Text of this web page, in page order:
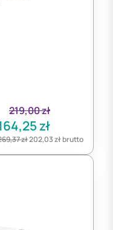
219,00zł
zł
zł202,03złbrutto